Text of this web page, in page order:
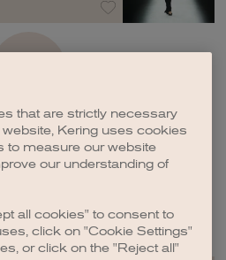
that are strictly necessary
Kering uses cookies
to measure our website
our understanding of
all cookies" to consent to
click on "Cookie Settings"
or click on the "Reject all"